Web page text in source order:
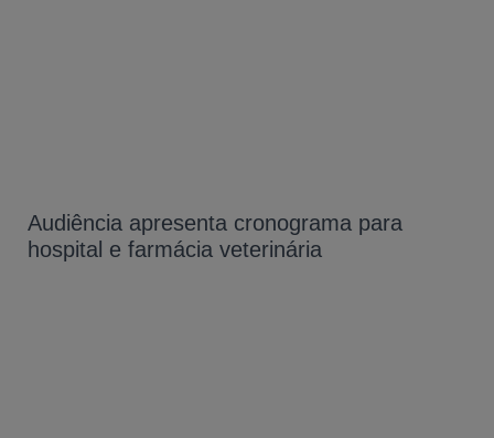
Audiência apresenta cronograma para
hospital e farmácia veterinária